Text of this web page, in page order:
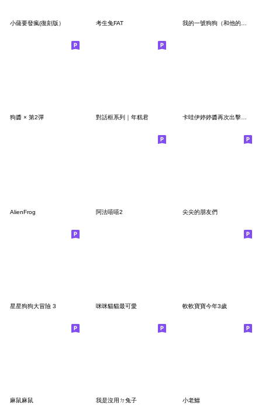
小薩要發瘋(復刻版） 考生兔FAT 我的一號狗狗（和他的星星）
狗醬 × 第2彈 對話框系列｜年糕君 卡哇伊婷婷醬再次出擊！！！
AlienFrog 阿法嘻嘻2 尖尖的朋友們
星星狗狗大冒險 3 咪咪貓貓最可愛 軟軟寶寶今年3歲
麻鼠麻鼠 我是沒用ㄉ兔子 小老鱷